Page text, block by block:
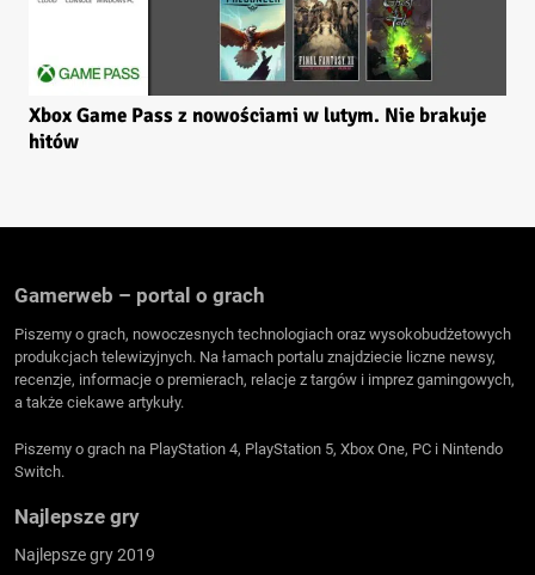
Xbox Game Pass z nowościami w lutym. Nie brakuje
hitów
Gamerweb – portal o grach
Piszemy o grach, nowoczesnych technologiach oraz wysokobudżetowych
produkcjach telewizyjnych. Na łamach portalu znajdziecie liczne newsy,
recenzje, informacje o premierach, relacje z targów i imprez gamingowych,
a także ciekawe artykuły.
Piszemy o grach na PlayStation 4, PlayStation 5, Xbox One, PC i Nintendo
Switch.
Najlepsze gry
Najlepsze gry 2019